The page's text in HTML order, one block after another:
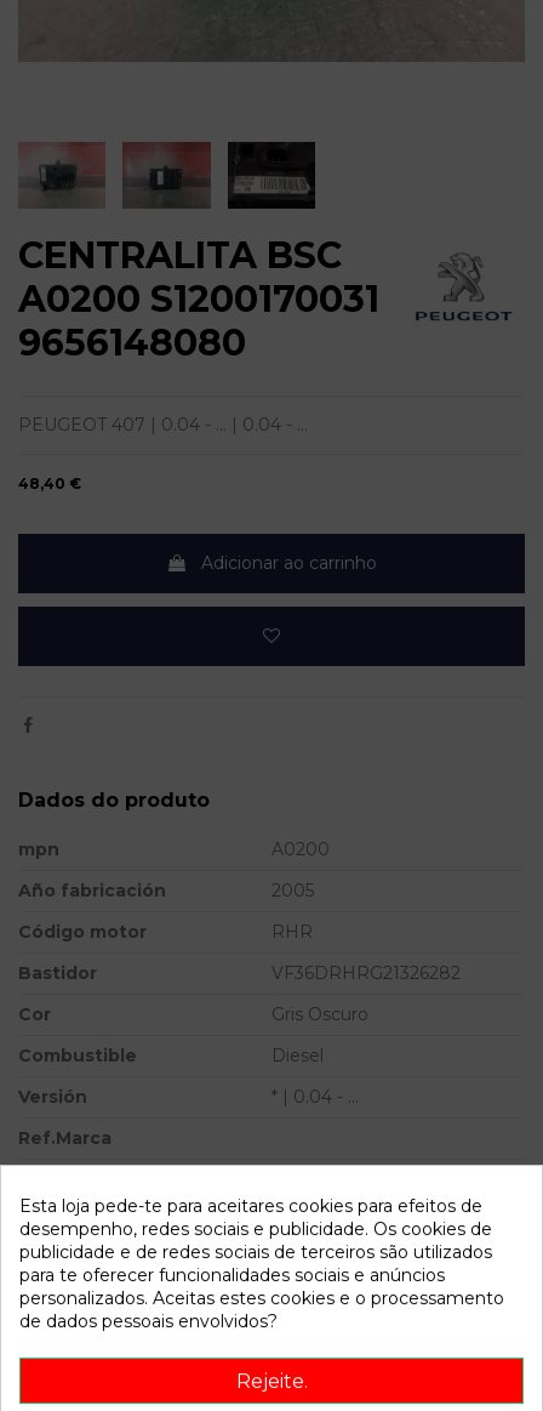
CENTRALITA BSC
A0200 S1200170031
9656148080
PEUGEOT 407 | 0.04 - ... | 0.04 - ...
48,40 €
Adicionar ao carrinho
Dados do produto
mpn
A0200
Año fabricación
2005
Código motor
RHR
Bastidor
VF36DRHRG21326282
Cor
Gris Oscuro
Combustible
Diesel
Versión
* | 0.04 - ...
Ref.Marca
Modelo
407 * | 0.04 - ...
Referência 803996
Disponível a partir de: 2022-04-06
Esta loja pede-te para aceitares cookies para efeitos de
desempenho, redes sociais e publicidade. Os cookies de
publicidade e de redes sociais de terceiros são utilizados
para te oferecer funcionalidades sociais e anúncios
personalizados. Aceitas estes cookies e o processamento
de dados pessoais envolvidos?
Rejeite.